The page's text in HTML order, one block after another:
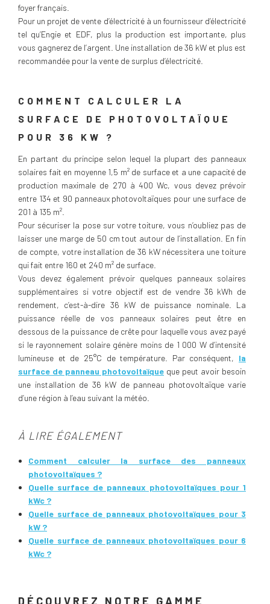
foyer français.
Pour un projet de vente d’électricité à un fournisseur d’électricité
tel qu’Engie et EDF, plus la production est importante, plus
vous gagnerez de l’argent. Une installation de 36 kW et plus est
recommandée pour la vente de surplus d’électricité.
COMMENT CALCULER LA
SURFACE DE PHOTOVOLTAÏQUE
POUR 36 KW ?
En partant du principe selon lequel la plupart des panneaux
solaires fait en moyenne 1,5 m² de surface et a une capacité de
production maximale de 270 à 400 Wc, vous devez prévoir
entre 134 et 90 panneaux photovoltaïques pour une surface de
201 à 135 m².
Pour sécuriser la pose sur votre toiture, vous n’oubliez pas de
laisser une marge de 50 cm tout autour de l’installation. En fin
de compte, votre installation de 36 kW nécessitera une toiture
qui fait entre 160 et 240 m² de surface.
Vous devez également prévoir quelques panneaux solaires
supplémentaires si votre objectif est de vendre 36 kWh de
rendement, c’est-à-dire 36 kW de puissance nominale. La
puissance réelle de vos panneaux solaires peut être en
dessous de la puissance de crête pour laquelle vous avez payé
si le rayonnement solaire génère moins de 1 000 W d’intensité
lumineuse et de 25°C de température. Par conséquent, la
surface de panneau photovoltaïque que peut avoir besoin
une installation de 36 kW de panneau photovoltaïque varie
d’une région à l’eau suivant la météo.
À LIRE ÉGALEMENT
Comment calculer la surface des panneaux
photovoltaïques ?
Quelle surface de panneaux photovoltaïques pour 1
kWc ?
Quelle surface de panneaux photovoltaïques pour 3
kW ?
Quelle surface de panneaux photovoltaïques pour 6
kWc ?
DÉCOUVREZ NOTRE GAMME